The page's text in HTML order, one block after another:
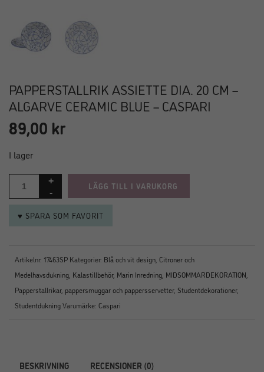
PAPPERSTALLRIK ASSIETTE DIA. 20 CM –
ALGARVE CERAMIC BLUE – CASPARI
89,00 kr
I lager
LÄGG TILL I VARUKORG
♥ SPARA SOM FAVORIT
Artikelnr: 17463SP Kategorier: Blå och vit design, Citroner och
Medelhavsdukning, Kalastillbehör, Marin Inredning, MIDSOMMARDEKORATION,
Papperstallrikar, pappersmuggar och pappersservetter, Studentdekorationer,
StudentdukningVarumärke: Caspari
BESKRIVNING RECENSIONER (0)